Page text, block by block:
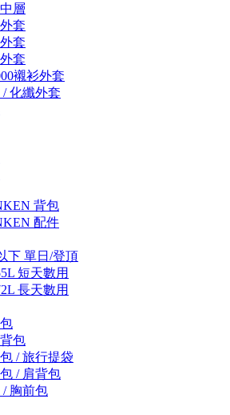
層
套
套
套
襯衫外套
/ 化纖外套
背包
配件
下 單日/登頂
短天數用
長天數用
包
/ 旅行提袋
/ 肩背包
/ 胸前包